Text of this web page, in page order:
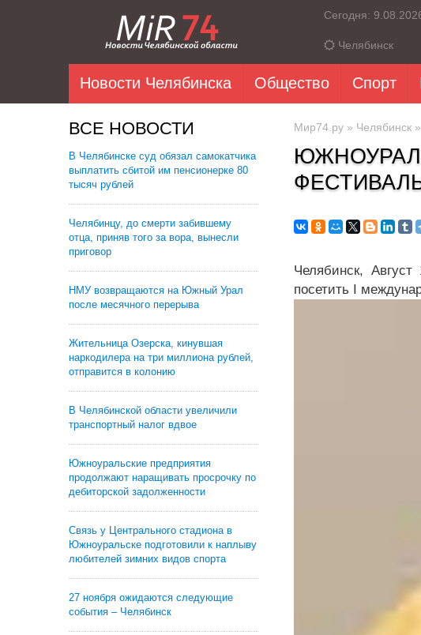
Сегодня:
Челябинск
Новости Челябинска Общество Спорт
ВСЕ НОВОСТИ
В Челябинске суд обязал самокатчика
выплатить сбитой им пенсионерке 80
тысяч рублей
Челябинцу, до смерти забившему
отца, приняв того за вора, вынесли
приговор
НМУ возвращаются на Южный Урал
после месячного перерыва
Жительница Озерска, кинувшая
наркодилера на три миллиона рублей,
отправится в колонию
В Челябинской области увеличили
транспортный налог вдвое
Южноуральские предприятия
продолжают наращивать просрочку по
дебиторской задолженности
Связь у Центрального стадиона в
Южноуральске подготовили к наплыву
любителей зимних видов спорта
27 ноября ожидаются следующие
события – Челябинск
Мир74.ру » Челябинск
Челябинск,
посетить I